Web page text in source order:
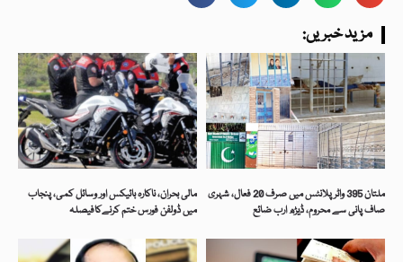
:مزید خبریں
مالی بحران، ناکارہ بائیکس اور وسائل کمی، پنجاب
میں ڈولفن فورس ختم کرنےکافیصلہ
ملتان 395 واٹر پلانٹس میں صرف 20 فعال، شہری
صاف پانی سے محروم، ڈیڑھ ارب ضائع